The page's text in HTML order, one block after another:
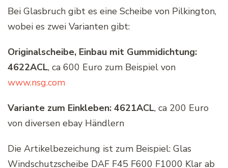
Bei Glasbruch gibt es eine Scheibe von Pilkington,
wobei es zwei Varianten gibt:
Originalscheibe, Einbau mit Gummidichtung:
4622ACL, ca 600 Euro zum Beispiel von
www.nsg.com
Variante zum Einkleben: 4621ACL, ca 200 Euro
von diversen ebay Händlern
Die Artikelbezeichung ist zum Beispiel: Glas
Windschutzscheibe DAF F45 F600 F1000 Klar ab